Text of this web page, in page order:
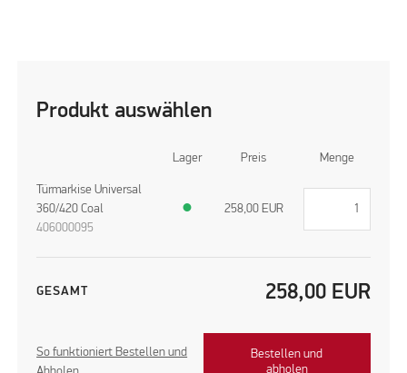
Produkt auswählen
Lager Preis Menge
Türmarkise Universal
360/420 Coal
406000095
● 258,00 EUR
GESAMT 258,00 EUR
So funktioniert Bestellen und
Bestellen und
abholen